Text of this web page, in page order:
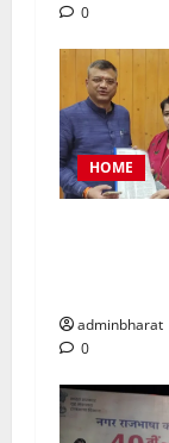
0
HOME
adminbharat
0